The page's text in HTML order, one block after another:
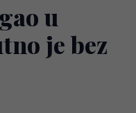
u
je bez